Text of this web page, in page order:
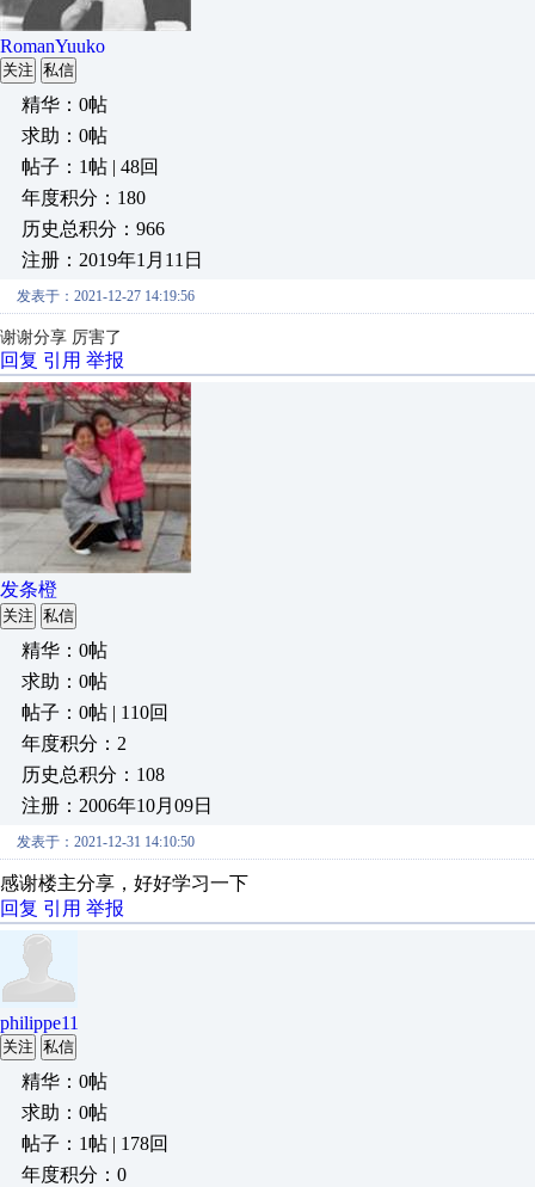
RomanYuuko
关注 私信
精华：0帖
求助：0帖
帖子：1帖 | 48回
年度积分：180
历史总积分：966
注册：2019年1月11日
发表于：2021-12-27 14:19:56
谢谢分享 厉害了
回复 引用 举报
发条橙
关注 私信
精华：0帖
求助：0帖
帖子：0帖 | 110回
年度积分：2
历史总积分：108
注册：2006年10月09日
发表于：2021-12-31 14:10:50
感谢楼主分享，好好学习一下
回复 引用 举报
philippe11
关注 私信
精华：0帖
求助：0帖
帖子：1帖 | 178回
年度积分：0